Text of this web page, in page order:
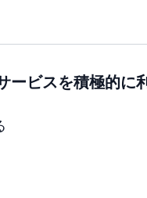
ービスを積極的に